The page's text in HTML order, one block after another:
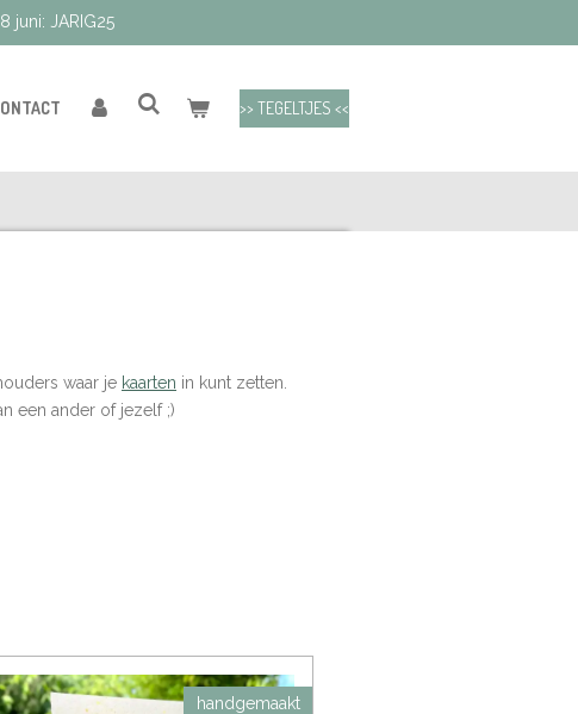
juni: JARIG25
>> TEGELTJES <<
waar je kaarten in kunt zetten.
een ander of jezelf ;)
handgemaakt